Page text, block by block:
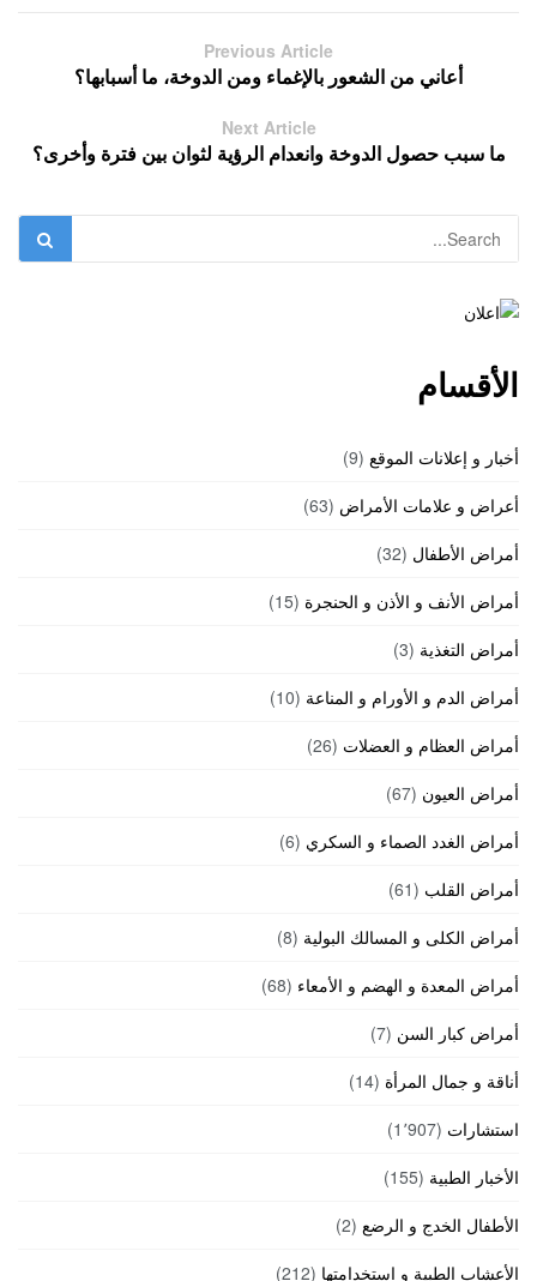
Previous Article
أعاني من الشعور بالإغماء ومن الدوخة، ما أسبابها؟
Next Article
ما سبب حصول الدوخة وانعدام الرؤية لثوان بين فترة وأخرى؟
الأقسام
أخبار و إعلانات الموقع (9)
أعراض و علامات الأمراض (63)
أمراض الأطفال (32)
أمراض الأنف و الأذن و الحنجرة (15)
أمراض التغذية (3)
أمراض الدم و الأورام و المناعة (10)
أمراض العظام و العضلات (26)
أمراض العيون (67)
أمراض الغدد الصماء و السكري (6)
أمراض القلب (61)
أمراض الكلى و المسالك البولية (8)
أمراض المعدة و الهضم و الأمعاء (68)
أمراض كبار السن (7)
أناقة و جمال المرأة (14)
استشارات (1٬907)
الأخبار الطبية (155)
الأطفال الخدج و الرضع (2)
الأعشاب الطبية و استخدامتها (212)